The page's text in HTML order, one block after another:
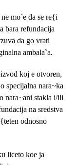
mo`e da se re{i
bara refundacija
da go vrati
ambala`a.
koj e otvoren,
specijalna nara~ka
nara~ani stakla i/ili
na sredstva
odnosno
liceto koe ja